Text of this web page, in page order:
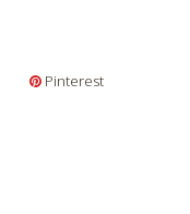
Pinterest